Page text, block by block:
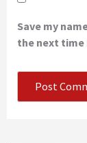
Save my
the next time